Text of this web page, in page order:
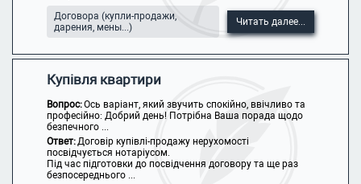
Договора (купли-продажи,
дарения, мены...)
Читать далее...
Купівля квартири
Вопрос:Ось варіант, який звучить спокійно, ввічливо та
професійно: Добрий день! Потрібна Ваша порада щодо
безпечного ...
Ответ:Договір купівлі-продажу нерухомості
посвідчується нотаріусом.
Під час підготовки до посвідчення договору та ще раз
безпосереднього ...